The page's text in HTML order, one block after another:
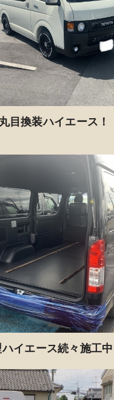
丸目換装ハイエース！
イエース続々施工中